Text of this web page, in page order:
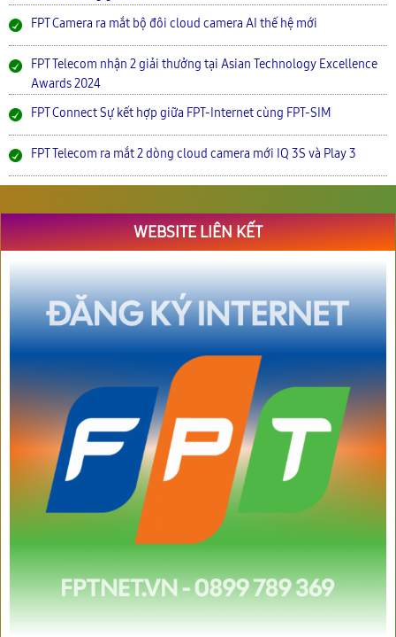
FPT Camera ra mắt bộ đôi cloud camera AI thế hệ mới
FPT Telecom nhận 2 giải thưởng tại Asian Technology Excellence
Awards 2024
FPT Connect Sự kết hợp giữa FPT-Internet cùng FPT-SIM
FPT Telecom ra mắt 2 dòng cloud camera mới IQ 3S và Play 3
WEBSITE LIÊN KẾT